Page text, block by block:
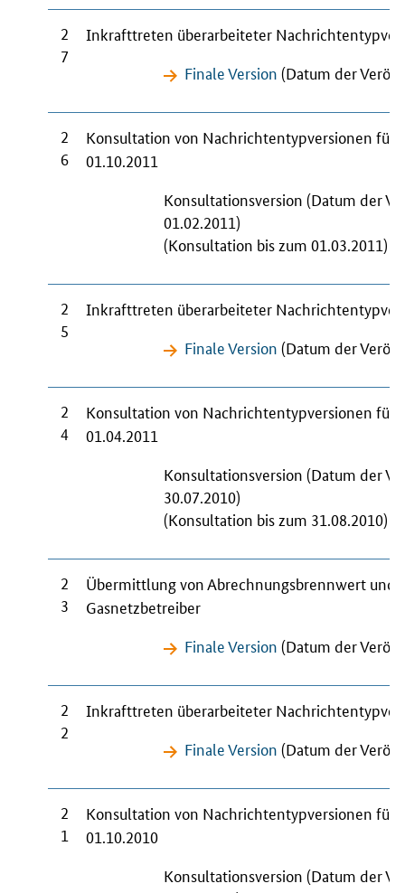
2
7
Inkrafttreten überarbeiteter
Finale Version (Datum der
2
6
Konsultation von Nachrichtentypversionen für
01.10.2011
Konsultationsversion (Datum der
01.02.2011)
(Konsultation bis zum 01.03.2011)
2
5
Inkrafttreten überarbeiteter
Finale Version (Datum der
2
4
Konsultation von Nachrichtentypversionen für
01.04.2011
Konsultationsversion (Datum der
30.07.2010)
(Konsultation bis zum 31.08.2010)
2
3
Übermittlung von Abrechnungsbrennwert und
Gasnetzbetreiber
Finale Version (Datum der
2
2
Inkrafttreten überarbeiteter
Finale Version (Datum der
2
1
Konsultation von Nachrichtentypversionen für
01.10.2010
Konsultationsversion (Datum der